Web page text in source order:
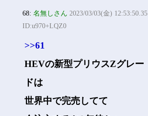
68:名無しさん 2023/03/03(金) 12:53:50.35
ID:u970+LQZ0
>>61
HEVの新型プリウスZグレー
ドは
世界中で完売してて